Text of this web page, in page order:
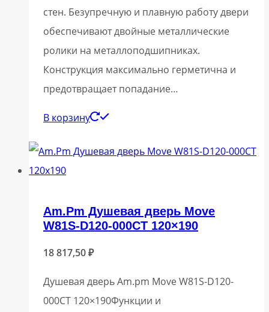
стен. Безупречную и плавную работу двери
обеспечивают двойные металлические
ролики на металлоподшипниках.
Конструкция максимально герметична и
предотвращает попадание…
В корзину
Am.Pm Душевая дверь Move
W81S-D120-000CT 120×190
18 817,50₽
Душевая дверь Am.pm Move W81S-D120-
000CT 120×190Функции и